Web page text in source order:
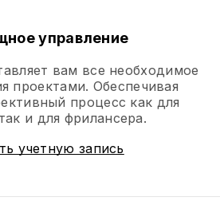
управление
вам все необходимое
проектами. Обеспечивая
процесс как для
и для фрилансера.
учетную запись